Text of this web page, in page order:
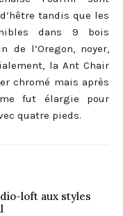
tandis que les
dans 9 bois
de l’Oregon, noyer,
la Ant Chair
chromé mais après
fut élargie pour
quatre pieds.
loft aux styles